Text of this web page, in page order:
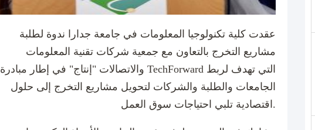
عقدت كلية تكنولوجيا المعلومات في جامعة جدارا ندوة لطلبة
مشاريع التخرج بالتعاون مع جمعية شركات تقنية المعلومات
والاتصالات "إنتاج" في إطار مبادرة TechForward التي تهدف لربط
الجامعات والطلبة والشركات لتحويل مشاريع التخرج إلى حلول
اقتصادية تلبي احتياجات سوق العمل.